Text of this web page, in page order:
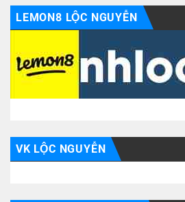
LEMON8 LỘC NGUYỄN
VK LỘC NGUYỄN